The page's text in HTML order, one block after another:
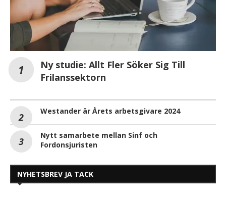
Ny studie: Allt Fler Söker Sig Till
Frilanssektorn
Westander är Årets arbetsgivare 2024
Nytt samarbete mellan Sinf och
Fordonsjuristen
NYHETSBREV JA TACK